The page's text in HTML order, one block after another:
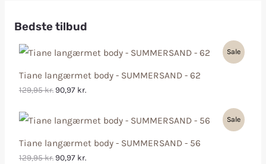
Bedste tilbud
Tiane langærmet body - SUMMERSAND - 62
Sale
129,95kr. 90,97 kr.
Tiane langærmet body - SUMMERSAND - 56
Sale
129,95kr. 90,97 kr.